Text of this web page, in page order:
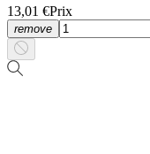
13,01 €Prix
remove